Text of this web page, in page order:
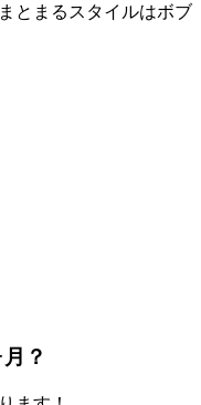
とまるスタイルはボブ
？